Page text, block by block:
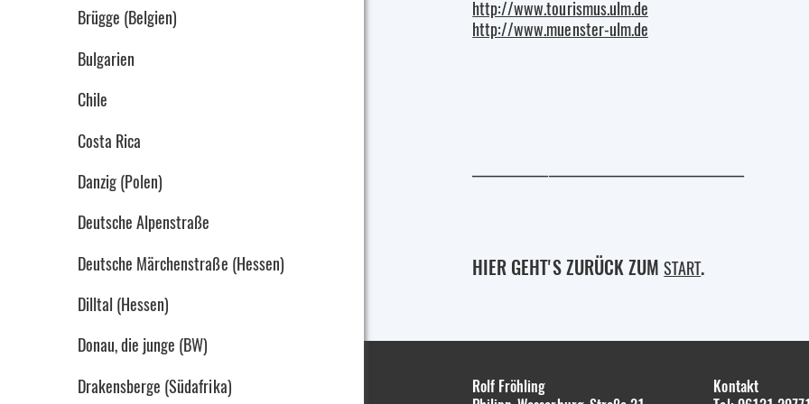
Brügge (Belgien)
Bulgarien
Chile
Costa Rica
Danzig (Polen)
Deutsche Alpenstraße
Deutsche Märchenstraße (Hessen)
Dilltal (Hessen)
Donau, die junge (BW)
Drakensberge (Südafrika)
http://www.tourismus.ulm.de
http://www.muenster-ulm.de
HIER GEHT'S ZURÜCK ZUMSTART.
Rolf Fröhling
Kontakt